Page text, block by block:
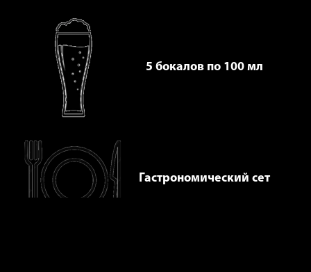
5 бокалов по 100 мл
Гастрономический сет